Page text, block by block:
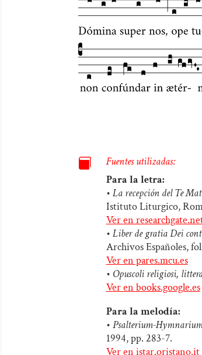

Fuentes utilizadas:
Para la letra:
• La recepción del Te
Istituto Liturgico,
Ver en
• Liber de gratia Dei
Archivos Españoles,
Ver en pares.mcu.es
• Opuscoli religiosi,
Ver en books.google.es
Para la melodía:
• Psalterium-
1994, pp. 283-7.
Ver en istar.oristano.it